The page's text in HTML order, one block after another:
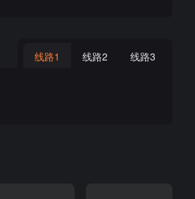
线路1 线路2 线路3